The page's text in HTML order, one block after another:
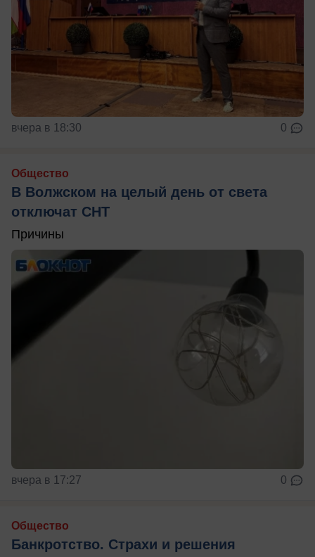
вчера в 18:30 0
Общество
В Волжском на целый день от света
отключат СНТ
Причины
вчера в 17:27 0
Общество
Банкротство. Страхи и решения